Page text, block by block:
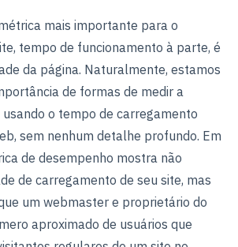
mais importante para o
tempo de funcionamento à parte, é
da página. Naturalmente, estamos
de formas de medir a
o tempo de carregamento
sem nenhum detalhe profundo. Em
de desempenho mostra não
de carregamento de seu site, mas
um webmaster e proprietário do
aproximado de usuários que